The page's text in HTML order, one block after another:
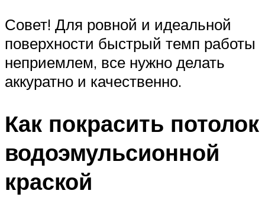
Совет! Для ровной и идеальной
поверхности быстрый темп работы
неприемлем, все нужно делать
аккуратно и качественно.
Как покрасить потолок
водоэмульсионной
краской